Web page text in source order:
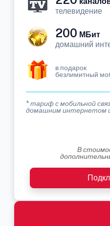
телевидение
200 МБит
домашний
в подарок
безлимитный
* тариф с мобильной
домашним интернетом
В